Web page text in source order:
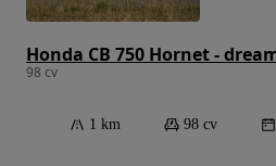
Honda CB 750 Hornet -
98 cv
1 km 98 cv